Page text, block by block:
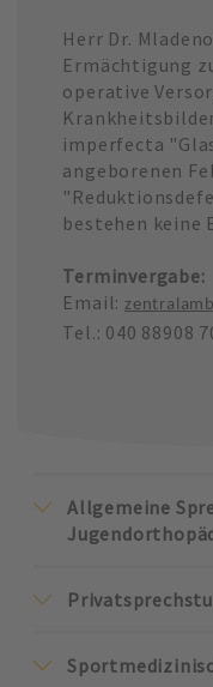
Herr Dr.
Ermächtigung
operative
imperfecta
angeborenen
bestehen keine
Terminvergabe:
Email:
Tel.: 040 88908
Allgemeine